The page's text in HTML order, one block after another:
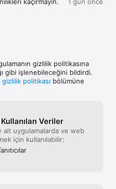
gizlilik politikasına
gibi işlenebileceğini bildirdi.
politikası bölümüne
Veriler
uygulamalarda ve web
için kullanılabilir: